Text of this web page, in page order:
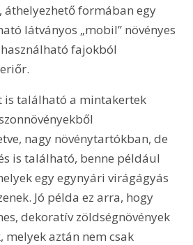
formában egy
látványos „mobil” növényes
fajokból
is található a mintakertek
nagy növénytartókban, de
is található, benne például
egy egynyári virágágyás
Jó példa ez arra, hogy
dekoratív zöldségnövények
melyek aztán nem csak